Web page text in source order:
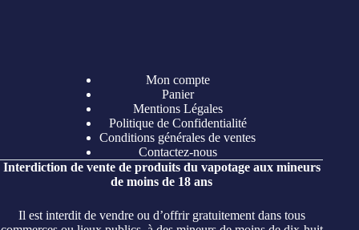
Mon compte
Panier
Mentions Légales
Politique de Confidentialité
Conditions générales de ventes
Contactez-nous
Interdiction de vente de produits du vapotage aux mineurs
de moins de 18 ans
Il est interdit de vendre ou d’offrir gratuitement dans tous